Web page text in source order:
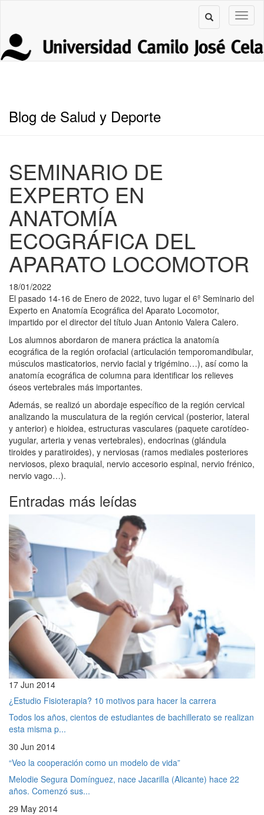
Blog de Salud y Deporte
SEMINARIO DE
EXPERTO EN
ANATOMÍA
ECOGRÁFICA DEL
APARATO LOCOMOTOR
18/01/2022
El pasado 14-16 de Enero de 2022, tuvo lugar el 6º Seminario del
Experto en Anatomía Ecográfica del Aparato Locomotor,
impartido por el director del título Juan Antonio Valera Calero.
Los alumnos abordaron de manera práctica la anatomía
ecográfica de la región orofacial (articulación temporomandibular,
músculos masticatorios, nervio facial y trigémino…), así como la
anatomía ecográfica de columna para identificar los relieves
óseos vertebrales más importantes.
Además, se realizó un abordaje específico de la región cervical
analizando la musculatura de la región cervical (posterior, lateral
y anterior) e hioidea, estructuras vasculares (paquete carotídeo-
yugular, arteria y venas vertebrales), endocrinas (glándula
tiroides y paratiroides), y nerviosas (ramos mediales posteriores
nerviosos, plexo braquial, nervio accesorio espinal, nervio frénico,
nervio vago…).
Entradas más leídas
17 Jun 2014
¿Estudio Fisioterapia? 10 motivos para hacer la carrera
Todos los años, cientos de estudiantes de bachillerato se realizan
esta misma p...
30 Jun 2014
“Veo la cooperación como un modelo de vida”
Melodie Segura Domínguez, nace Jacarilla (Alicante) hace 22
años. Comenzó sus...
29 May 2014